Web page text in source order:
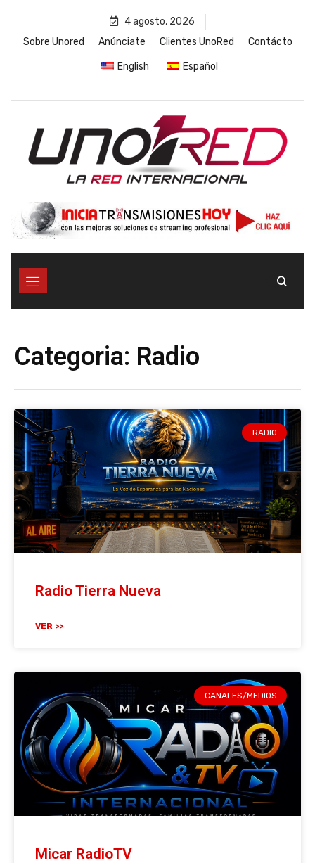
4 agosto, 2026
Sobre Unored
Anúnciate Clientes UnoRed Contácto
English Español
Categoria: Radio
RADIO
Radio Tierra Nueva
VER >>
CANALES/MEDIOS
Micar RadioTV